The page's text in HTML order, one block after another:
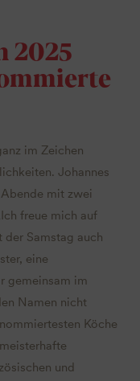
2025
im Zeichen
Johannes
mit zwei
freue mich auf
Samstag auch
eine
gemeinsam im
Namen nicht
Köche
und